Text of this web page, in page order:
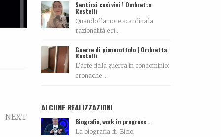
NEXT
Sentirsi così vivi ! Ombretta
Restelli
Quando l’amore scardina la
razionalità e ri...
Guerre di pianerottolo | Ombretta
Restelli
L’arte della guerra in condominio:
cronache ...
ALCUNE REALIZZAZIONI
Biografia, work in progress…
La biografia di Bicio,